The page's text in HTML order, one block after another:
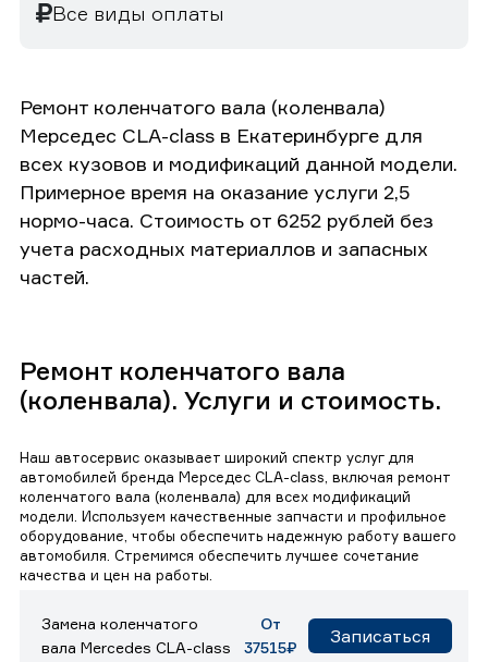
Все виды оплаты
Ремонт коленчатого вала (коленвала)
Мерседес CLA-class в Екатеринбурге для
всех кузовов и модификаций данной модели.
Примерное время на оказание услуги 2,5
нормо-часа. Стоимость от 6252 рублей без
учета расходных материаллов и запасных
частей.
Ремонт коленчатого вала
(коленвала). Услуги и стоимость.
Наш автосервис оказывает широкий спектр услуг для
автомобилей бренда Мерседес CLA-class, включая ремонт
коленчатого вала (коленвала) для всех модификаций
модели. Используем качественные запчасти и профильное
оборудование, чтобы обеспечить надежную работу вашего
автомобиля. Стремимся обеспечить лучшее сочетание
качества и цен на работы.
Замена коленчатого
вала Mercedes CLA-class
От
37515₽
Записаться